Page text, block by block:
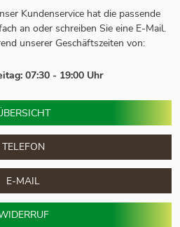
Kundenservice hat die passende
an oder schreiben Sie eine E-Mail.
unserer Geschäftszeiten von:
07:30 - 19:00 Uhr
TELEFON
E-MAIL